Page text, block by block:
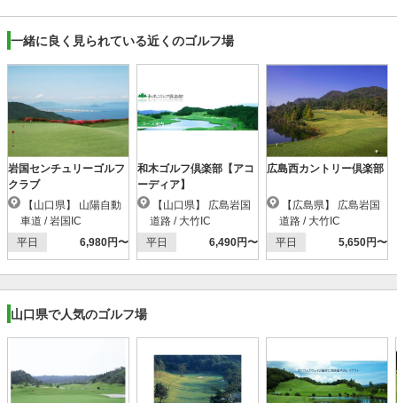
一緒に良く見られている近くのゴルフ場
岩国センチュリーゴルフ
クラブ
車道 / 岩国IC
平日
6,980円〜
和木ゴルフ倶楽部【アコ
ーディア】
道路 / 大竹IC
平日
6,490円〜
広島西カントリー倶楽部
道路 / 大竹IC
平日
5,650円〜
山口県で人気のゴルフ場